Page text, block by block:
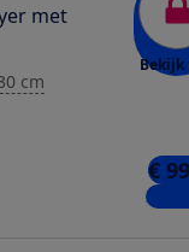
met
cm
Bekijk
€
2